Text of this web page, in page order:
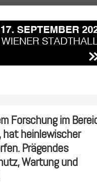
Forschung im
hat ­heinlewischer
Prägendes
Wartung und